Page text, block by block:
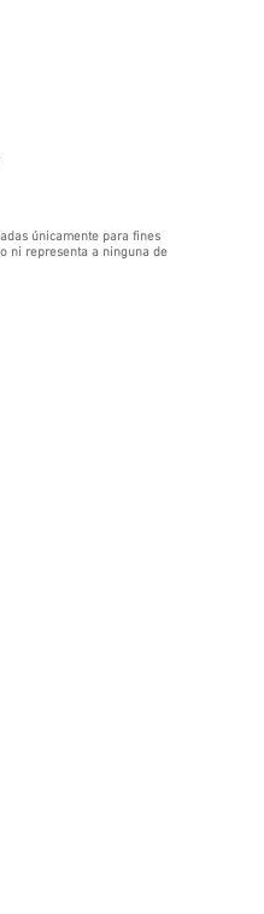
únicamente para fines
ni representa a ninguna de